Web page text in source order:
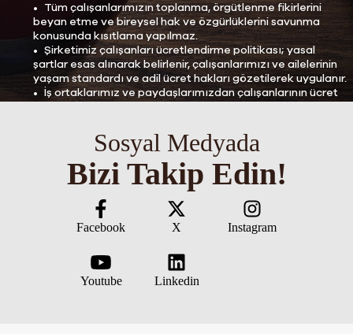
Tüm çalışanlarımızın toplanma, örgütlenme fikirlerini
beyan etme ve bireysel hak ve özgürlüklerini savunma
konusunda kısıtlama yapılmaz.
Şirketimiz çalışanları ücretlendirme politikası; yasal
şartlar esas alınarak belirlenir, çalışanlarımızı ve ailelerinin
yaşam standardı ve adil ücret hakları gözetilerek uygulanır.
İş ortaklarımız ve paydaşlarımızdan çalışanlarının ücret
Kuruluşumuz hiçbir çalışanına din, dil, ırk mezhep, cinsiyet,
renk, etnik köken, medeni durum, cinsiyet, siyasal düşünce,
felsefi inanç, yaş, hamilelik ve engellilik hususlarında ayrım
yapmadan eşit şartlarda davranır, işi yapabilme beceri ve
yeteneklerini esas alarak istihdam etmeyi taahhüt eder.
Çalışma hayatında eşit fırsatlar sunar.
Kuruluşumuzda yasal asgari yaş sınırının altındaki ve
ortakları ve paydaşlarından aynı hassasiyeti arar ve teşvik
Sosyal Medyada
Bizi Takip Edin!
Facebook X Instagram
Youtube Linkedin